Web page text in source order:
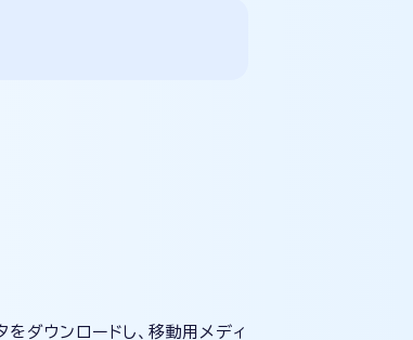
ダウンロードし、移動用メディ